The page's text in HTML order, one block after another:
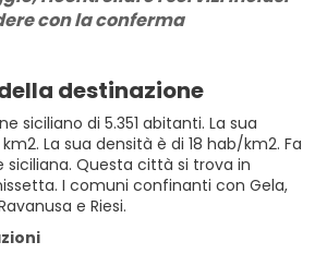
con la conferma
destinazione
siciliano di 5.351 abitanti. La sua
La sua densità è di 18 hab/km2. Fa
siciliana. Questa città si trova in
I comuni confinanti con Gela,
e Riesi.